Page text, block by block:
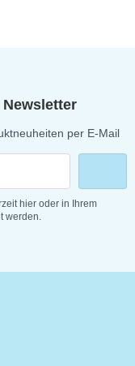
per E-Mail
hier oder in Ihrem
werden.